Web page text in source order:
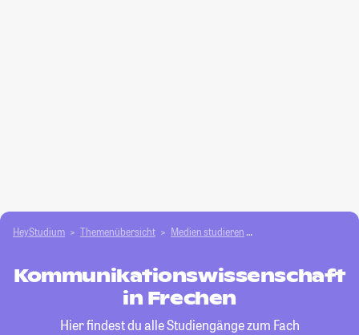
HeyStudium Themenübersicht Medien studieren
Kommunikationswissenschaft
in Frechen
Hier findest du alle Studiengänge zum Fach